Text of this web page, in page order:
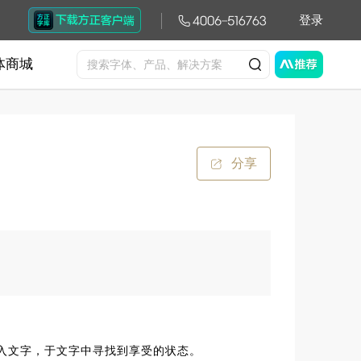
登录
商城
字，于文字中寻找到享受的状态。
分享